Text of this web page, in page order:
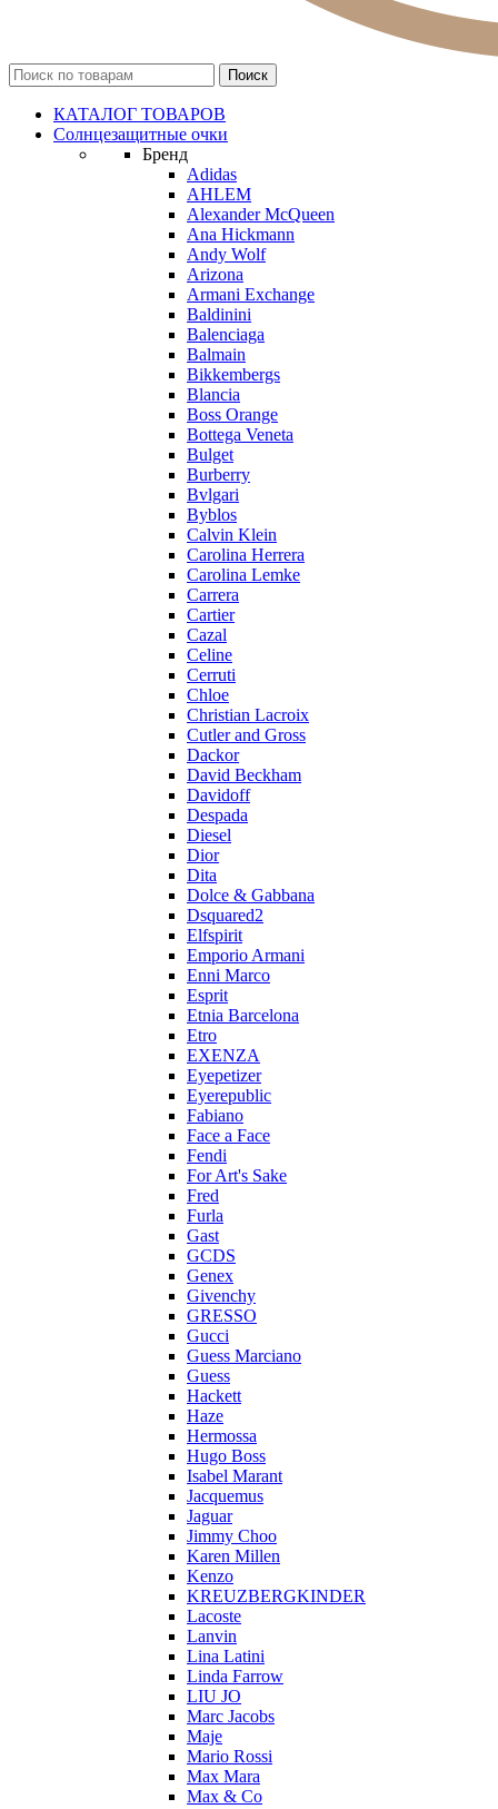
КАТАЛОГ ТОВАРОВ
Солнцезащитные очки
Бренд
Adidas
AHLEM
Alexander McQueen
Ana Hickmann
Andy Wolf
Arizona
Armani Exchange
Baldinini
Balenciaga
Balmain
Bikkembergs
Blancia
Boss Orange
Bottega Veneta
Bulget
Burberry
Bvlgari
Byblos
Calvin Klein
Carolina Herrera
Carolina Lemke
Carrera
Cartier
Cazal
Celine
Cerruti
Chloe
Christian Lacroix
Cutler and Gross
Dackor
David Beckham
Davidoff
Despada
Diesel
Dior
Dita
Dolce & Gabbana
Dsquared2
Elfspirit
Emporio Armani
Enni Marco
Esprit
Etnia Barcelona
Etro
EXENZA
Eyepetizer
Eyerepublic
Fabiano
Face a Face
Fendi
For Art's Sake
Fred
Furla
Gast
GCDS
Genex
Givenchy
GRESSO
Gucci
Guess Marciano
Guess
Hackett
Haze
Hermossa
Hugo Boss
Isabel Marant
Jacquemus
Jaguar
Jimmy Choo
Karen Millen
Kenzo
KREUZBERGKINDER
Lacoste
Lanvin
Lina Latini
Linda Farrow
LIU JO
Marc Jacobs
Maje
Mario Rossi
Max Mara
Max & Co